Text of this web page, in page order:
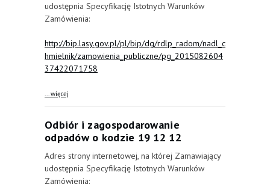
udostępnia Specyfikację Istotnych Warunków
Zamówienia:
http://bip.lasy.gov.pl/pl/bip/dg/rdlp_radom/nadl_c
hmielnik/zamowienia_publiczne/pg_2015082604
37422071758
... więcej
budynku mieszkalno kancelaryjnego Leśniczówka
Budy w msc. Widuchowej nr 9
Odbiór i zagospodarowanie
odpadów o kodzie 19 12 12
Adres strony internetowej, na której Zamawiający
udostępnia Specyfikację Istotnych Warunków
Zamówienia: